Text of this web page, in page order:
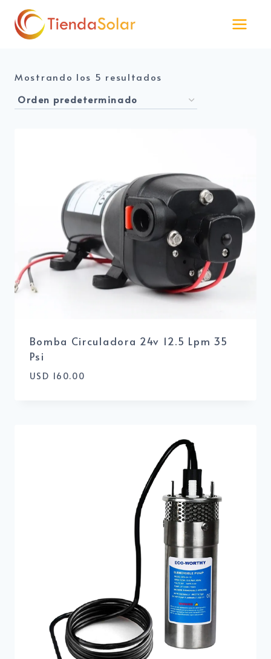
Saltar
contenido
Mostrando los 5 resultados
Bomba Circuladora 24v 12.5 Lpm 35
Psi
USD 160.00